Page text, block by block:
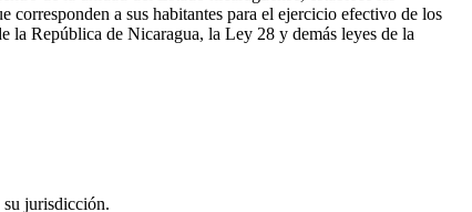
corresponden a sus habitantes para el ejercicio efectivo de los
la República de Nicaragua, la Ley 28 y demás leyes de la
su jurisdicción.